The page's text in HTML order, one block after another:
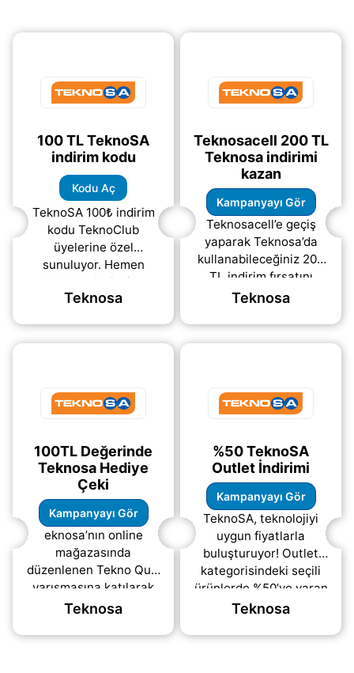
100 TL TeknoSA
indirim kodu
Kodu Aç
TeknoSA 100₺ indirim
kodu TeknoClub
üyelerine özel
sunuluyor. Hemen
“KODU AÇ” linkine
tıklayarak indirim
Teknosa
Teknosacell 200 TL
Teknosa indirimi
kazan
Kampanyayı Gör
Teknosacell’e geçiş
yaparak Teknosa’da
kullanabileceğiniz 200
TL indirim fırsatını
yakalayın! Hemen bu
alışverişlerinizi daha
avantajlı(daha&helliip;)
Teknosa
100TL Değerinde
Teknosa Hediye
Çeki
Kampanyayı Gör
eknosa’nın online
mağazasında
düzenlenen Tekno Quiz
yarışmasına katılarak
alışverişlerinizde
TL hediye çeki
Teknosa
%50 TeknoSA
Outlet İndirimi
Kampanyayı Gör
TeknoSA, teknolojiyi
uygun fiyatlarla
buluşturuyor! Outlet
kategorisindeki seçili
ürünlerde %50’ye varan
indirimlerle akıllı
bilgisayar
Teknosa